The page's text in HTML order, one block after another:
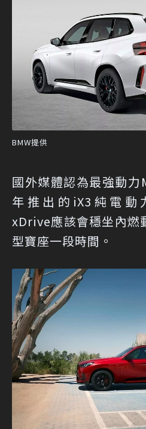
BMW提供
國外媒體認為最強動力
年推出的iX3純電動
xDrive應該會穩坐內燃
型寶座一段時間。